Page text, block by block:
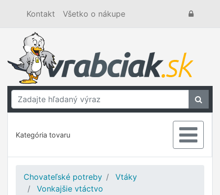
Kontakt Všetko o nákupe
Kategória tovaru
Chovateľské potreby
Vtáky
Vonkajšie vtáctvo